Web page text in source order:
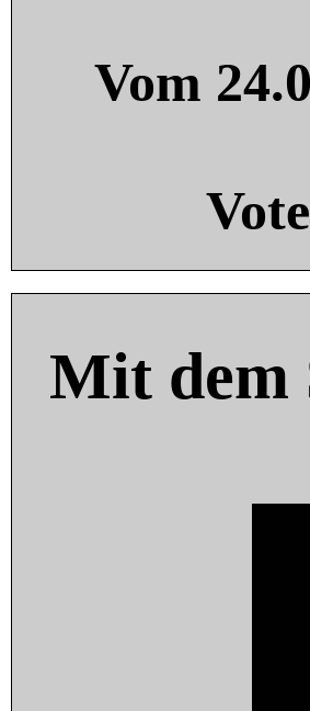
Vom
Mit dem